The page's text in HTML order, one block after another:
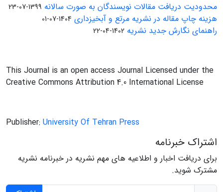
محدودیت دریافت مقالات نویسندگان به صورت سالانه 1399-07-23
هزینه چاپ مقاله در نشریه مرتع و آبخیزداری 1404-07-01
راهنمای نگارش جدید نشریه 1402-04-22
This Journal is an open access Journal Licensed under the
Creative Commons Attribution 4.0 International License
Publisher: University Of Tehran Press
اشتراک خبرنامه
برای دریافت اخبار و اطلاعیه های مهم نشریه در خبرنامه نشریه
مشترک شوید.